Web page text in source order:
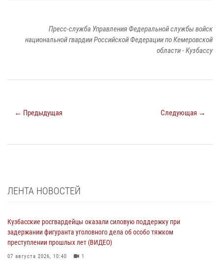
Пресс-служба Управления Федеральной службы войск
национальной гвардии Российской Федерации по Кемеровской
области - Кузбассу
← Предыдущая Следующая →
ЛЕНТА НОВОСТЕЙ
Кузбасские росгвардейцы оказали силовую поддержку при
задержании фигуранта уголовного дела об особо тяжком
преступлении прошлых лет (ВИДЕО)
07 августа 2026, 10:40 1